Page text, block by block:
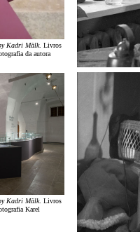
Kadri Mälk. Livros
da autora
Kadri Mälk. Livros
Karel